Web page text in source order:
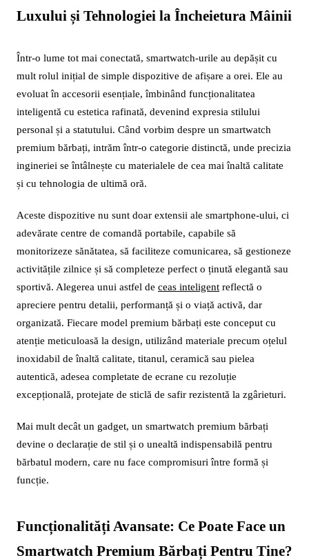
Luxului și Tehnologiei la Încheietura Mâinii
Într-o lume tot mai conectată, smartwatch-urile au depășit cu
mult rolul inițial de simple dispozitive de afișare a orei. Ele au
evoluat în accesorii esențiale, îmbinând funcționalitatea
inteligentă cu estetica rafinată, devenind expresia stilului
personal și a statutului. Când vorbim despre un smartwatch
premium bărbați, intrăm într-o categorie distinctă, unde precizia
ingineriei se întâlnește cu materialele de cea mai înaltă calitate
și cu tehnologia de ultimă oră.
Aceste dispozitive nu sunt doar extensii ale smartphone-ului, ci
adevărate centre de comandă portabile, capabile să
monitorizeze sănătatea, să faciliteze comunicarea, să gestioneze
activitățile zilnice și să completeze perfect o ținută elegantă sau
sportivă. Alegerea unui astfel de ceas inteligent reflectă o
apreciere pentru detalii, performanță și o viață activă, dar
organizată. Fiecare model premium bărbați este conceput cu
atenție meticuloasă la design, utilizând materiale precum oțelul
inoxidabil de înaltă calitate, titanul, ceramică sau pielea
autentică, adesea completate de ecrane cu rezoluție
excepțională, protejate de sticlă de safir rezistentă la zgârieturi.
Mai mult decât un gadget, un smartwatch premium bărbați
devine o declarație de stil și o unealtă indispensabilă pentru
bărbatul modern, care nu face compromisuri între formă și
funcție.
Funcționalități Avansate: Ce Poate Face un
Smartwatch Premium Bărbați Pentru Tine?